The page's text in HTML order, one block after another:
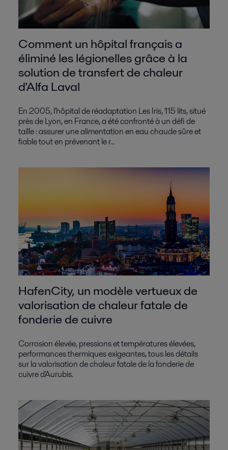
Comment un hôpital français a
éliminé les légionelles grâce à la
solution de transfert de chaleur
d'Alfa Laval
En 2005, l'hôpital de réadaptation Les Iris, 115 lits, situé
près de Lyon, en France, a été confronté à un défi de
taille : assurer une alimentation en eau chaude sûre et
fiable tout en prévenant le r...
HafenCity, un modèle vertueux de
valorisation de chaleur fatale de
fonderie de cuivre
Corrosion élevée, pressions et températures élevées,
performances thermiques exigeantes, tous les détails
sur la valorisation de chaleur fatale de la fonderie de
cuivre d'Aurubis.